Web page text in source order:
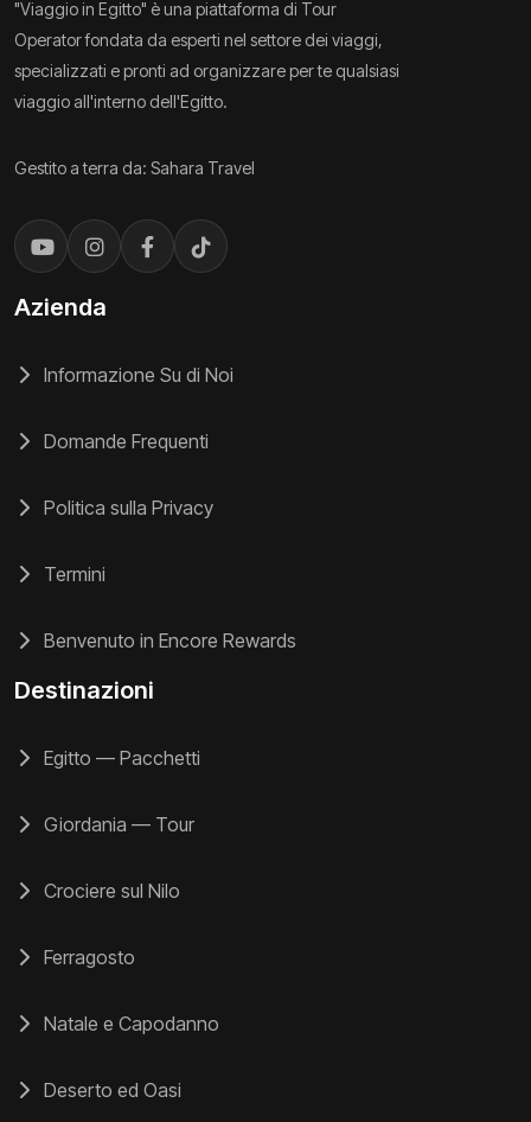
"Viaggio in Egitto" è una piattaforma di Tour
Operator fondata da esperti nel settore dei viaggi,
specializzati e pronti ad organizzare per te qualsiasi
viaggio all'interno dell'Egitto.
Gestito a terra da: Sahara Travel
Azienda
Informazione Su di Noi
Domande Frequenti
Politica sulla Privacy
Termini
Benvenuto in Encore Rewards
Destinazioni
Egitto — Pacchetti
Giordania — Tour
Crociere sul Nilo
Ferragosto
Natale e Capodanno
Deserto ed Oasi